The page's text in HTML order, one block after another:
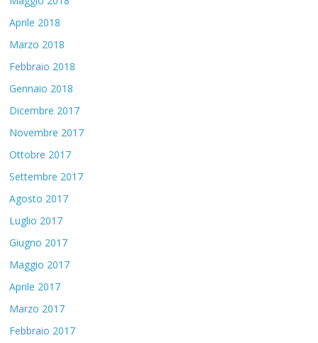
Aprile 2018
Marzo 2018
Febbraio 2018
Gennaio 2018
Dicembre 2017
Novembre 2017
Ottobre 2017
Settembre 2017
Agosto 2017
Luglio 2017
Giugno 2017
Maggio 2017
Aprile 2017
Marzo 2017
Febbraio 2017